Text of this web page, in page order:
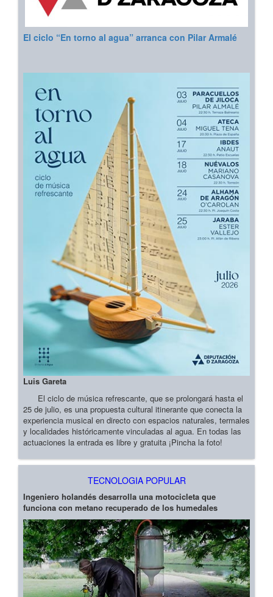
El ciclo “En torno al agua” arranca con Pilar Armalé
Luis Gareta
El ciclo de música refrescante, que se prolongará hasta el
25 de julio, es una propuesta cultural itinerante que conecta la
experiencia musical en directo con espacios naturales, termales
y localidades históricamente vinculadas al agua. En todas las
actuaciones la entrada es libre y gratuita ¡Pincha la foto!
TECNOLOGIA POPULAR
Ingeniero holandés desarrolla una motocicleta que
funciona con metano recuperado de los humedales